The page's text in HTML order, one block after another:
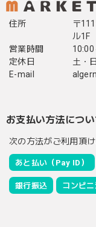
住所
〒
ル1F
営業時間
定休日
土・
E-mail
お支払い方法につ
次の方法がご利用頂け
あと払い（Pay ID）
銀行振込 コンビ